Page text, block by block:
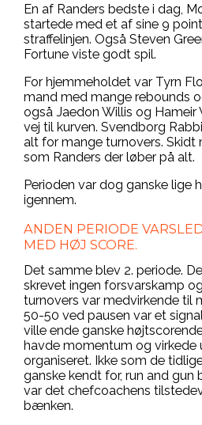
En af Randers bedste i dag,
startede med et af sine 9
straffelinjen. Også Steven
Fortune viste godt spil.
For hjemmeholdet var Tyrn
mand med mange rebounds
også Jaedon Willis og Hameir
vej til kurven. Svendborg
alt for mange turnovers. Skidt
som Randers der løber på alt.
Perioden var dog ganske lige
igennem.
ANDEN PERIODE
MED HØJ SCORE.
Det samme blev 2. periode.
skrevet ingen forsvarskamp
turnovers var medvirkende til
50-50 ved pausen var et
ville ende ganske
havde momentum og
organiseret. Ikke som de
ganske kendt for, run and gun
var det chefcoachens
bænken.